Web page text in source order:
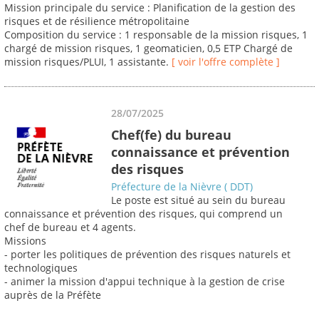
Mission principale du service : Planification de la gestion des
risques et de résilience métropolitaine
Composition du service : 1 responsable de la mission risques, 1
chargé de mission risques, 1 geomaticien, 0,5 ETP Chargé de
mission risques/PLUI, 1 assistante. [ voir l'offre complète ]
28/07/2025
Chef(fe) du bureau
connaissance et prévention
des risques
Préfecture de la Nièvre ( DDT)
Le poste est situé au sein du bureau
connaissance et prévention des risques, qui comprend un
chef de bureau et 4 agents.
Missions
- porter les politiques de prévention des risques naturels et
technologiques
- animer la mission d'appui technique à la gestion de crise
auprès de la Préfète